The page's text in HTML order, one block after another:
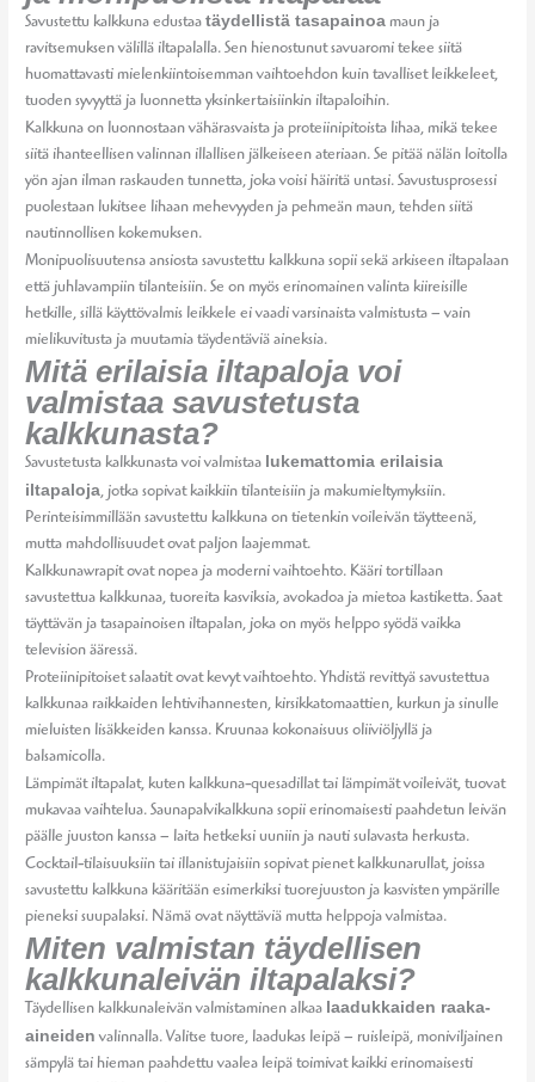
Savustettu kalkkuna edustaatäydellistä tasapainoa maun ja
ravitsemuksen välillä iltapalalla. Sen hienostunut savuaromi tekee siitä
huomattavasti mielenkiintoisemman vaihtoehdon kuin tavalliset leikkeleet,
tuoden syvyyttä ja luonnetta yksinkertaisiinkin iltapaloihin.
Kalkkuna on luonnostaan vähärasvaista ja proteiinipitoista lihaa, mikä tekee
siitä ihanteellisen valinnan illallisen jälkeiseen ateriaan. Se pitää nälän loitolla
yön ajan ilman raskauden tunnetta, joka voisi häiritä untasi. Savustusprosessi
puolestaan lukitsee lihaan mehevyyden ja pehmeän maun, tehden siitä
nautinnollisen kokemuksen.
Monipuolisuutensa ansiosta savustettu kalkkuna sopii sekä arkiseen iltapalaan
että juhlavampiin tilanteisiin. Se on myös erinomainen valinta kiireisille
hetkille, sillä käyttövalmis leikkele ei vaadi varsinaista valmistusta – vain
mielikuvitusta ja muutamia täydentäviä aineksia.
Mitä erilaisia iltapaloja voi
valmistaa savustetusta
kalkkunasta?
Savustetusta kalkkunasta voi valmistaa
lukemattomia erilaisia
iltapaloja, jotka sopivat kaikkiin tilanteisiin ja makumieltymyksiin.
Perinteisimmillään savustettu kalkkuna on tietenkin voileivän täytteenä,
mutta mahdollisuudet ovat paljon laajemmat.
Kalkkunawrapit ovat nopea ja moderni vaihtoehto. Kääri tortillaan
savustettua kalkkunaa, tuoreita kasviksia, avokadoa ja mietoa kastiketta. Saat
täyttävän ja tasapainoisen iltapalan, joka on myös helppo syödä vaikka
television ääressä.
Proteiinipitoiset salaatit ovat kevyt vaihtoehto. Yhdistä revittyä savustettua
kalkkunaa raikkaiden lehtivihannesten, kirsikkatomaattien, kurkun ja sinulle
mieluisten lisäkkeiden kanssa. Kruunaa kokonaisuus oliiviöljyllä ja
balsamicolla.
Lämpimät iltapalat, kuten kalkkuna-quesadillat tai lämpimät voileivät, tuovat
mukavaa vaihtelua. Saunapalvikalkkuna sopii erinomaisesti paahdetun leivän
päälle juuston kanssa – laita hetkeksi uuniin ja nauti sulavasta herkusta.
Cocktail-tilaisuuksiin tai illanistujaisiin sopivat pienet kalkkunarullat, joissa
savustettu kalkkuna kääritään esimerkiksi tuorejuuston ja kasvisten ympärille
pieneksi suupalaksi. Nämä ovat näyttäviä mutta helppoja valmistaa.
Miten valmistan täydellisen
kalkkunaleivän iltapalaksi?
Täydellisen kalkkunaleivän valmistaminen alkaa laadukkaiden raaka-
aineiden valinnalla. Valitse tuore, laadukas leipä – ruisleipä, moniviljainen
sämpylä tai hieman paahdettu vaalea leipä toimivat kaikki erinomaisesti